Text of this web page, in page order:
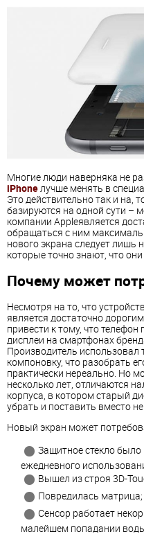
Многие люди наверняка не
iPhoneлучше менять в
Это действительно так и на,
базируются на одной сути –
компании Appleявляется
обращаться с ним
нового экрана следует
которые точно знают, что
Почему может
Несмотря на то, что
является достаточно
привести к тому, что
дисплеи на смартфонах
Производитель
компоновку, что разобрать
практически нереально. Но
несколько лет, отличаются
корпуса, в котором старый
убрать и поставить вместо
Новый экран может
Защитное стекло
ежедневного
Вышел из строя 3D-
Повредилась матрица;
Сенсор работает
малейшем попадании